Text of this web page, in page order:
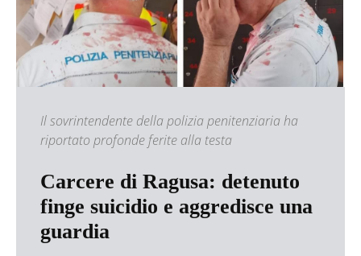
Il sovrintendente della polizia penitenziaria ha
riportato profonde ferite alla testa
Carcere di Ragusa: detenuto
finge suicidio e aggredisce una
guardia